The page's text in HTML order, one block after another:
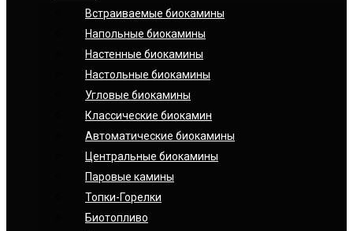
Встраиваемые биокамины
Напольные биокамины
Настенные биокамины
Настoльные биокамины
Угловые биокамины
Классические биокамин
Автоматические биокамины
Центральные биокамины
Паровые камины
Топки-Горелки
Биотопливо